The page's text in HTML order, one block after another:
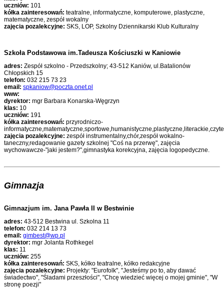
uczniów: 101
kółka zainteresowań: teatralne, informatyczne, komputerowe, plastyczne,
matematyczne, zespół wokalny
zajęcia pozalekcyjne: SKS, LOP, Szkolny Dziennikarski Klub Kulturalny
Szkoła Podstawowa im.Tadeusza Kościuszki w Kaniowie
adres: Zespół szkolno - Przedszkolny; 43-512 Kaniów, ul.Batalionów
Chłopskich 15
telefon: 032 215 73 23
email: spkaniow@poczta.onet.pl
www:
dyrektor: mgr Barbara Konarska-Węgrzyn
klas: 10
uczniów: 191
kółka zainteresowań: przyrodniczo-
zajęcia pozalekcyjne: zespół instrumentalny,chór,zespół wokalno-
taneczny,redagowanie gazety szkolnej "Coś na przerwę", zajęcia
wychowawcze-"jaki jestem?",gimnastyka korekcyjna, zajęcia logopedyczne.
Gimnazja
Gimnazjum im. Jana Pawła II w Bestwinie
adres: 43-512 Bestwina ul. Szkolna 11
telefon: 032 214 13 73
email: gimbest@wp.pl
dyrektor: mgr Jolanta Rothkegel
klas: 11
uczniów: 255
kółka zainteresowań: SKS, kółko teatralne, kółko redakcyjne
zajęcia pozalekcyjne: Projekty: "Eurofolk", "Jesteśmy po to, aby dawać
świadectwo", "Śladami przeszłości", "Chcę wiedzieć więcej o mojej gminie", "W
stronę poezji"